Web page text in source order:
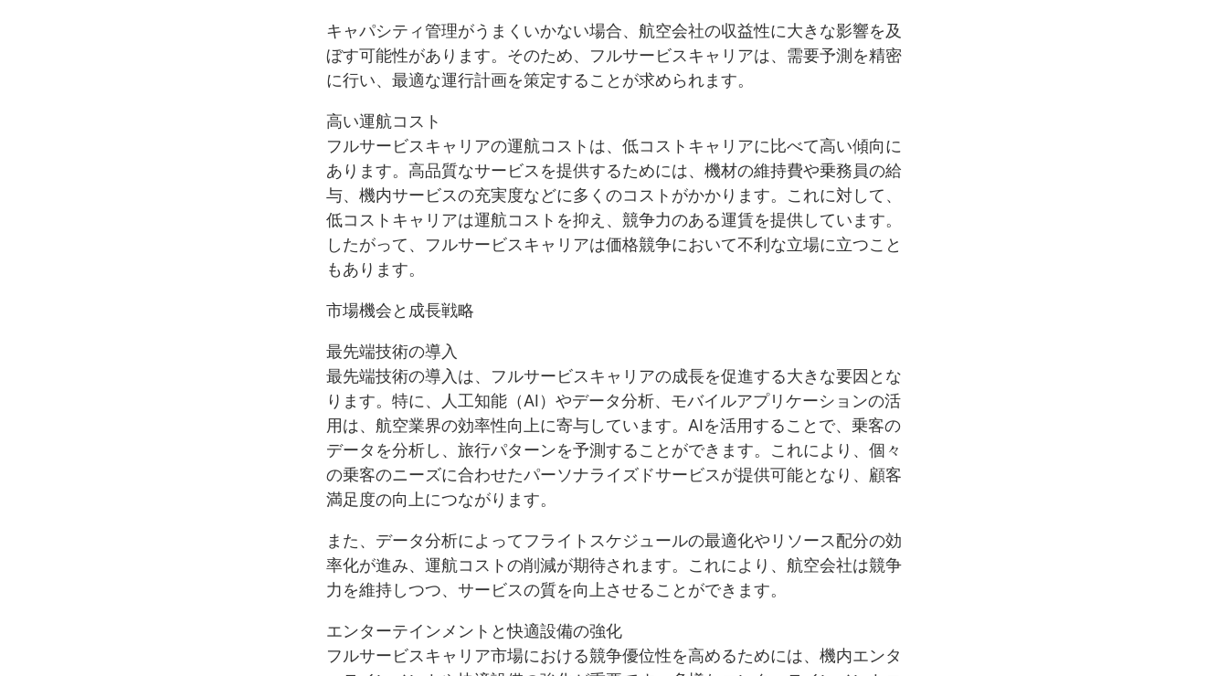
キャパシティ管理がうまくいかない場合、航空会社の収益性に大きな影響を及
ぼす可能性があります。そのため、フルサービスキャリアは、需要予測を精密
に行い、最適な運行計画を策定することが求められます。
高い運航コスト
フルサービスキャリアの運航コストは、低コストキャリアに比べて高い傾向に
あります。高品質なサービスを提供するためには、機材の維持費や乗務員の給
与、機内サービスの充実度などに多くのコストがかかります。これに対して、
低コストキャリアは運航コストを抑え、競争力のある運賃を提供しています。
したがって、フルサービスキャリアは価格競争において不利な立場に立つこと
もあります。
市場機会と成長戦略
最先端技術の導入
最先端技術の導入は、フルサービスキャリアの成長を促進する大きな要因とな
ります。特に、人工知能（AI）やデータ分析、モバイルアプリケーションの活
用は、航空業界の効率性向上に寄与しています。AIを活用することで、乗客の
データを分析し、旅行パターンを予測することができます。これにより、個々
の乗客のニーズに合わせたパーソナライズドサービスが提供可能となり、顧客
満足度の向上につながります。
また、データ分析によってフライトスケジュールの最適化やリソース配分の効
率化が進み、運航コストの削減が期待されます。これにより、航空会社は競争
力を維持しつつ、サービスの質を向上させることができます。
エンターテインメントと快適設備の強化
フルサービスキャリア市場における競争優位性を高めるためには、機内エンタ